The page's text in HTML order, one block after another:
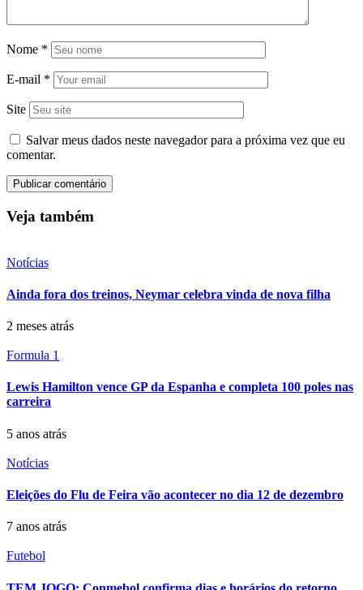
Nome *
E-mail *
Site
Salvar meus dados neste navegador para a próxima vez que eu
comentar.
Veja também
Notícias
Ainda fora dos treinos, Neymar celebra vinda de nova filha
2 meses atrás
Formula 1
Lewis Hamilton vence GP da Espanha e completa 100 poles nas
carreira
5 anos atrás
Notícias
Eleições do Flu de Feira vão acontecer no dia 12 de dezembro
7 anos atrás
Futebol